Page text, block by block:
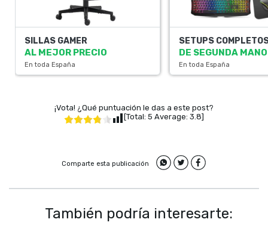
SILLAS GAMER
AL MEJOR PRECIO
En toda España
SETUPS
DE SEGUNDA MANO
En toda España
¡Vota! ¿Qué puntuación le das a este post?
[Total: 5 Average: 3.8]
Comparte esta publicación
También podría interesarte: